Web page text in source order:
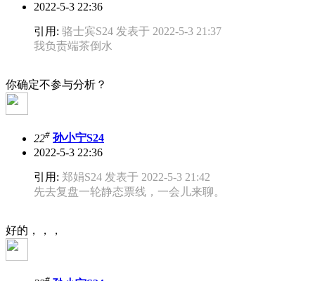
2022-5-3 22:36
引用: 骆士宾S24 发表于 2022-5-3 21:37
我负责端茶倒水
你确定不参与分析？
22# 孙小宁S24
2022-5-3 22:36
引用: 郑娟S24 发表于 2022-5-3 21:42
先去复盘一轮静态票线，一会儿来聊。
好的，，，